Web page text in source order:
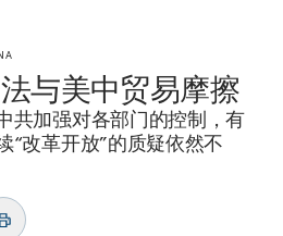
与美中贸易摩擦
共加强对各部门的控制，有
“改革开放”的质疑依然不